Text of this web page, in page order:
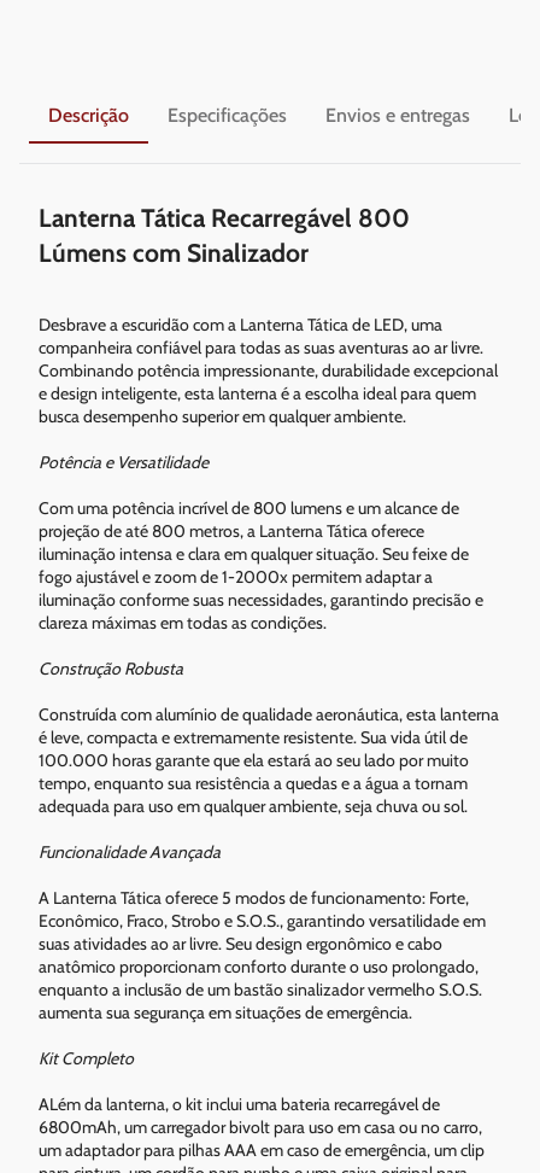
Descrição Especificações Envios e entregas
Lanterna Tática Recarregável 800
Lúmens com Sinalizador
Desbrave a escuridão com a Lanterna Tática de LED, uma
companheira confiável para todas as suas aventuras ao ar livre.
Combinando potência impressionante, durabilidade excepcional
e design inteligente, esta lanterna é a escolha ideal para quem
busca desempenho superior em qualquer ambiente.
Potência e Versatilidade
Com uma potência incrível de 800 lumens e um alcance de
projeção de até 800 metros, a Lanterna Tática oferece
iluminação intensa e clara em qualquer situação. Seu feixe de
fogo ajustável e zoom de 1-2000x permitem adaptar a
iluminação conforme suas necessidades, garantindo precisão e
clareza máximas em todas as condições.
Construção Robusta
Construída com alumínio de qualidade aeronáutica, esta lanterna
é leve, compacta e extremamente resistente. Sua vida útil de
100.000 horas garante que ela estará ao seu lado por muito
tempo, enquanto sua resistência a quedas e a água a tornam
adequada para uso em qualquer ambiente, seja chuva ou sol.
Funcionalidade Avançada
A Lanterna Tática oferece 5 modos de funcionamento: Forte,
Econômico, Fraco, Strobo e S.O.S., garantindo versatilidade em
suas atividades ao ar livre. Seu design ergonômico e cabo
anatômico proporcionam conforto durante o uso prolongado,
enquanto a inclusão de um bastão sinalizador vermelho S.O.S.
aumenta sua segurança em situações de emergência.
Kit Completo
ALém da lanterna, o kit inclui uma bateria recarregável de
6800mAh, um carregador bivolt para uso em casa ou no carro,
um adaptador para pilhas AAA em caso de emergência, um clip